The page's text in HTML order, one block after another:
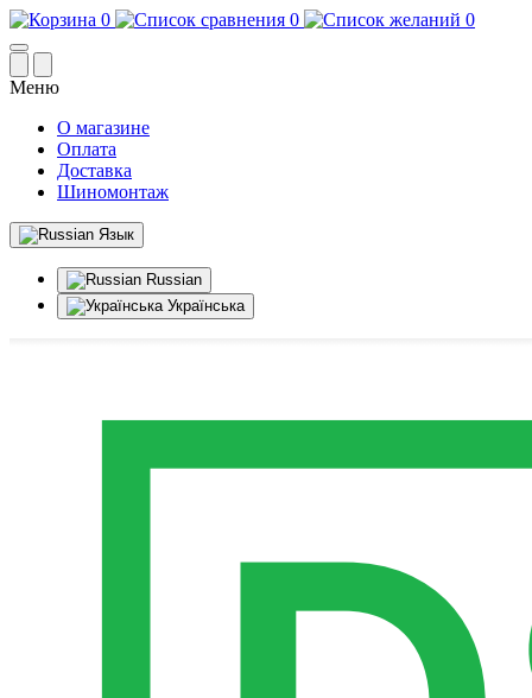
0 0 0
Меню
О магазине
Оплата
Доставка
Шиномонтаж
Язык
Russian
Українська